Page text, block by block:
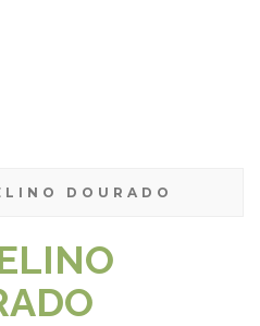
DOURADO